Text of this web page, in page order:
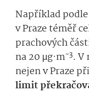
Například
v Praze téměř
prachových
na 20 µg·m−3. V
nejen v Praze
limit